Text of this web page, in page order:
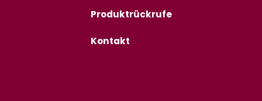
Produktrückrufe
Kontakt